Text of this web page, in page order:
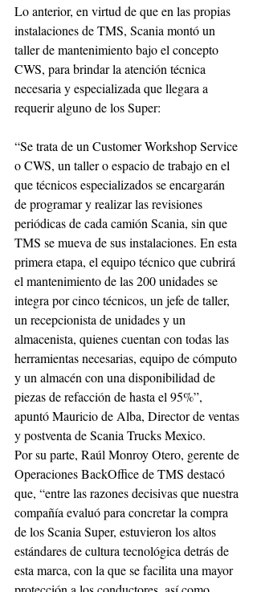
Lo anterior, en virtud de que en las propias
instalaciones de TMS, Scania montó un
taller de mantenimiento bajo el concepto
CWS, para brindar la atención técnica
necesaria y especializada que llegara a
requerir alguno de los Super:
“Se trata de un Customer Workshop Service
o CWS, un taller o espacio de trabajo en el
que técnicos especializados se encargarán
de programar y realizar las revisiones
periódicas de cada camión Scania, sin que
TMS se mueva de sus instalaciones. En esta
primera etapa, el equipo técnico que cubrirá
el mantenimiento de las 200 unidades se
integra por cinco técnicos, un jefe de taller,
un recepcionista de unidades y un
almacenista, quienes cuentan con todas las
herramientas necesarias, equipo de cómputo
y un almacén con una disponibilidad de
piezas de refacción de hasta el 95%”,
apuntó Mauricio de Alba, Director de ventas
y postventa de Scania Trucks Mexico.
Por su parte, Raúl Monroy Otero, gerente de
Operaciones BackOffice de TMS destacó
que, “entre las razones decisivas que nuestra
compañía evaluó para concretar la compra
de los Scania Super, estuvieron los altos
estándares de cultura tecnológica detrás de
esta marca, con la que se facilita una mayor